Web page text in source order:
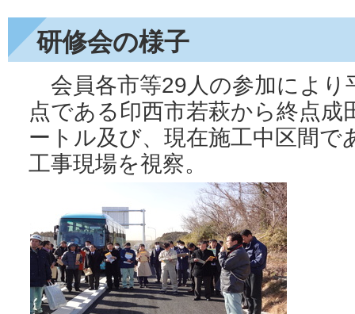
研修会の様子
会員各市等29人の参加により
点である印西市若萩から終点
ートル及び、現在施工中区間で
工事現場を視察。